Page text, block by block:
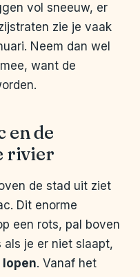
vol sneeuw, er
zie je vaak
Neem dan wel
want de
en de
rivier
de stad uit ziet
Dit enorme
een rots, pal boven
als je er niet slaapt,
lopen. Vanaf het